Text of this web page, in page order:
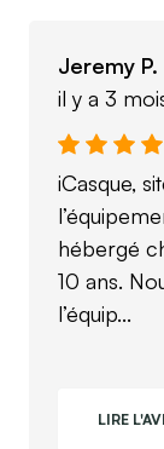
Jeremy P.
il y a 3
iCasque,
hébergé
10 ans.
l’équip...
LIRE